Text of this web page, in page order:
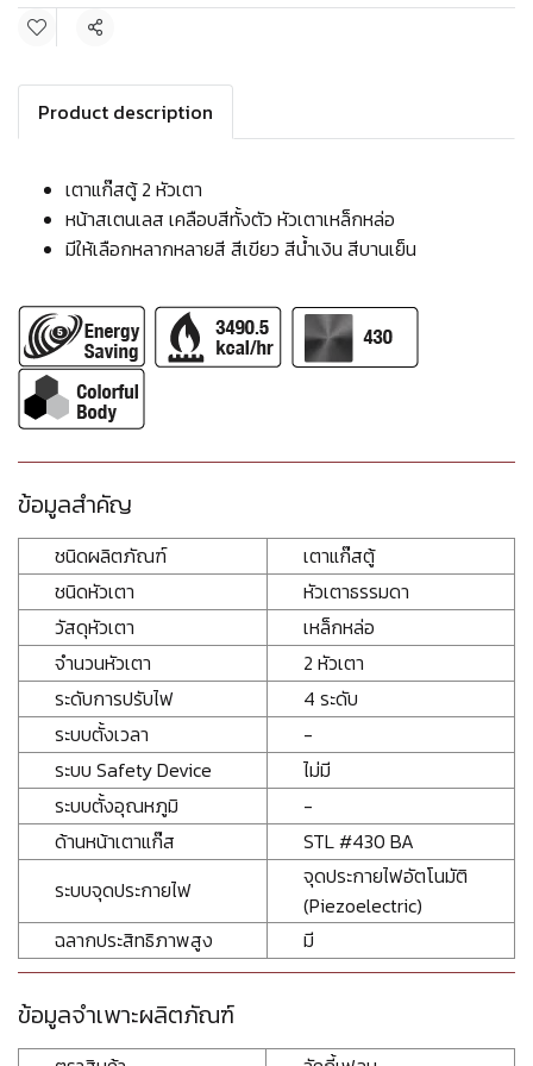
แชร์
Product description
เตาแก๊สตู้ 2 หัวเตา
หน้าสเตนเลส เคลือบสีทั้งตัว หัวเตาเหล็กหล่อ
มีให้เลือกหลากหลายสี สีเขียว สีน้ำเงิน สีบานเย็น
ข้อมูลสำคัญ
ชนิดผลิตภัณฑ์
เตาแก๊สตู้
ชนิดหัวเตา
หัวเตาธรรมดา
วัสดุหัวเตา
เหล็กหล่อ
จำนวนหัวเตา
2 หัวเตา
ระดับการปรับไฟ
4 ระดับ
ระบบตั้งเวลา
-
ระบบ Safety Device
ไม่มี
ระบบตั้งอุณหภูมิ
-
ด้านหน้าเตาแก๊ส
STL #430 BA
ระบบจุดประกายไฟ
จุดประกายไฟอัตโนมัติ
(Piezoelectric)
ฉลากประสิทธิภาพสูง
มี
ข้อมูลจำเพาะผลิตภัณฑ์